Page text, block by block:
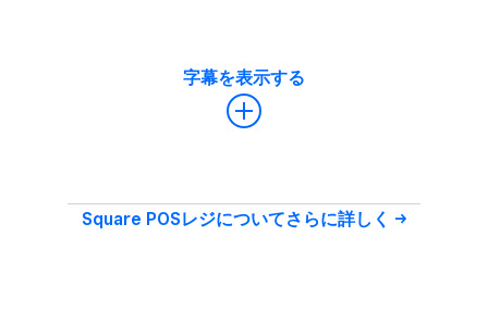
字幕を表示する
Square POSレジに​ついてさらに​詳しく